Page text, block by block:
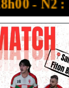
18h00 -